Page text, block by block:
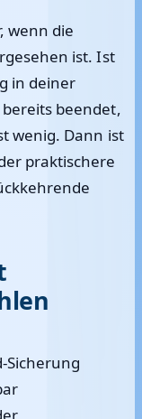
wenn die
ist. Ist
in deiner
beendet,
wenig. Dann ist
praktischere
Sicherung